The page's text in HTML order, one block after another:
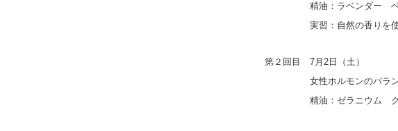
精油：ラベンダー ベル
実習：自然の香りを使っ
第２回目 7月2日（土）
女性ホルモンのバランス
精油：ゼラニウム クラ